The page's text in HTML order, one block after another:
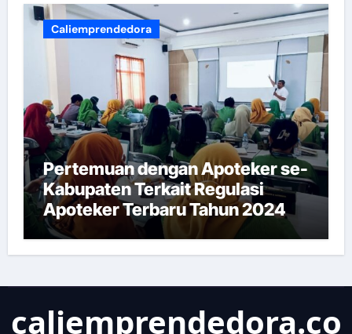
Caliemprendedora
Pertemuan dengan Apoteker se-
Kabupaten Terkait Regulasi
Apoteker Terbaru Tahun 2024
caliemprendedora.co